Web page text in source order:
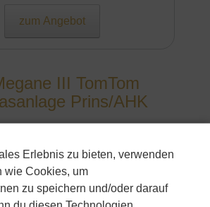
Erlebnis zu bieten, verwenden
wie Cookies, um
zu speichern und/oder darauf
du diesen Technologien
zum Angebot
III TomTom
Prins/AHK